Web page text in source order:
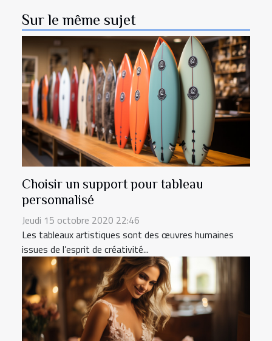
Sur le même sujet
Choisir un support pour tableau
personnalisé
Jeudi 15 octobre 2020 22:46
Les tableaux artistiques sont des œuvres humaines
issues de l’esprit de créativité...